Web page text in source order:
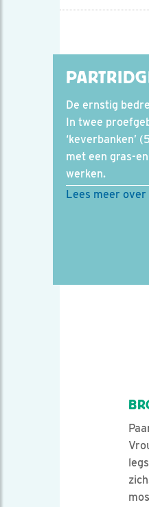
De ernstig
In twee
‘keverbanken’
met een gras-
werken.
Lees meer over